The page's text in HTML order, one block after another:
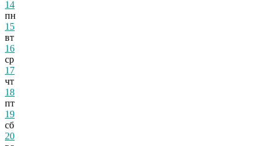
14
пн
15
вт
16
ср
17
чт
18
пт
19
сб
20